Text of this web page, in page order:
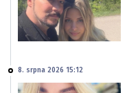
8. srpna 2026 15:12